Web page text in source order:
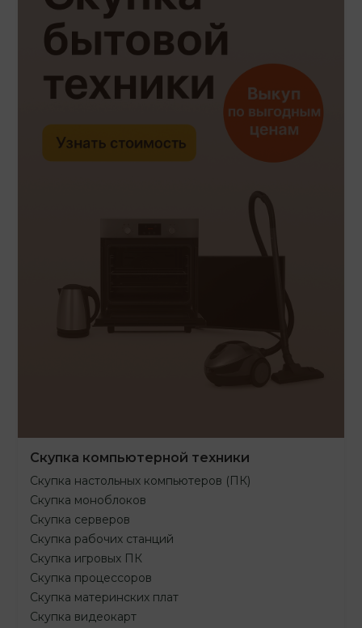
Скупка компьютерной техники
Скупка настольных компьютеров (ПК)
Скупка моноблоков
Скупка серверов
Скупка рабочих станций
Скупка игровых ПК
Скупка процессоров
Скупка материнских плат
Скупка видеокарт